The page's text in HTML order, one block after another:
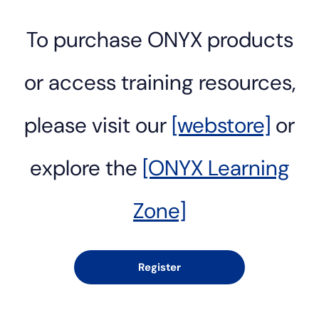
To purchase ONYX products
or access training resources,
please visit our [webstore] or
explore the [ONYX Learning
Zone]
Register